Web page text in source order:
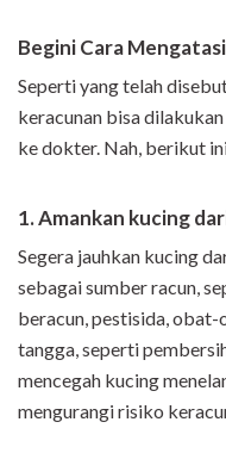
Begini Cara
Seperti yang telah
keracunan bisa
ke dokter. Nah, berikut
1. Amankan kucing
Segera jauhkan kucing
sebagai sumber racun,
beracun, pestisida, obat-
tangga, seperti
mencegah kucing
mengurangi risiko